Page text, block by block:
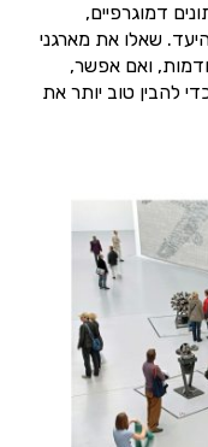
דמוגרפיים,
שאלו את מארגני
ואם אפשר,
להבין טוב יותר את